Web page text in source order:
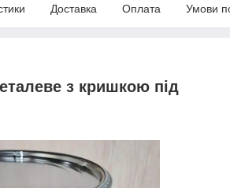
Доставка Оплата Умови
з кришкою під